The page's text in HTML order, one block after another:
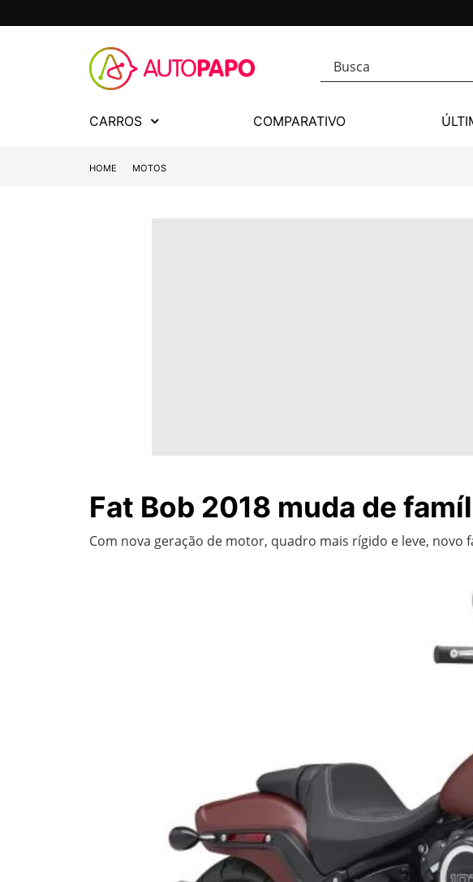
CARROS COMPARATIVO
HOME MOTOS
Fat Bob 2018 muda de
Com nova geração de motor, quadro mais rígido e leve,